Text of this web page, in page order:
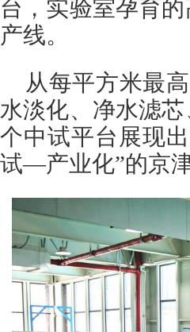
台，实验室孕育
产线。
从每平方米最
水淡化、净水滤
个中试平台展现
试—产业化”的京